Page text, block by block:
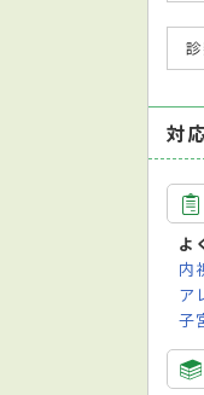
対
よ
内
ア
子